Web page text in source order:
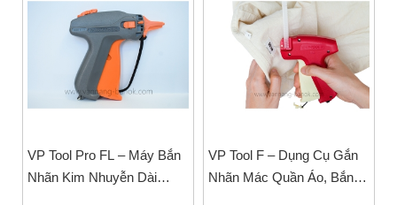
VP Tool Pro FL – Máy Bắn
Nhãn Kim Nhuyễn Dài
VP Tool F – Dụng Cụ Gắn
Nhãn Mác Quần Áo, Bắn